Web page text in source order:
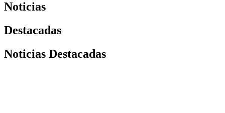
Noticias
Destacadas
Noticias Destacadas